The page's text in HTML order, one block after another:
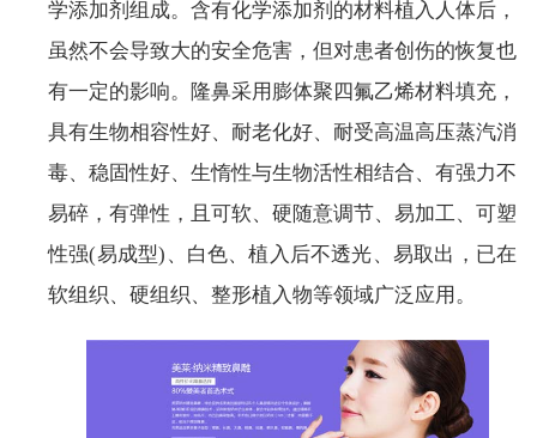
学添加剂组成。含有化学添加剂的材料植入人体后，
虽然不会导致大的安全危害，但对患者创伤的恢复也
有一定的影响。隆鼻采用膨体聚四氟乙烯材料填充，
具有生物相容性好、耐老化好、耐受高温高压蒸汽消
毒、稳固性好、生惰性与生物活性相结合、有强力不
易碎，有弹性，且可软、硬随意调节、易加工、可塑
性强(易成型)、白色、植入后不透光、易取出，已在
软组织、硬组织、整形植入物等领域广泛应用。